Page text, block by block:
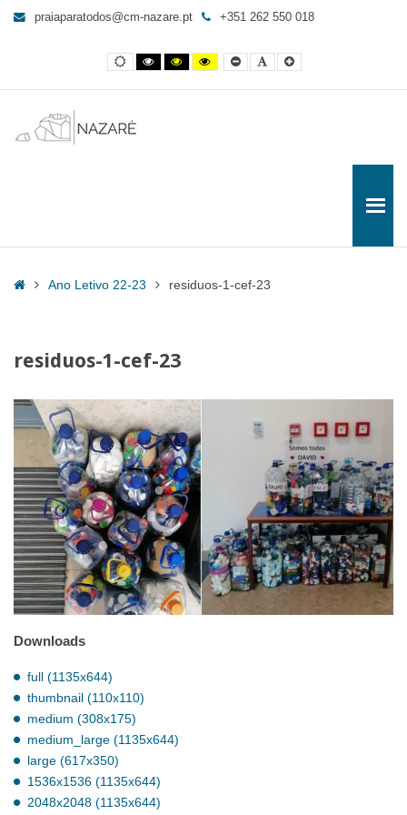
residuos-
-
para
praiaparatodos@cm-nazare.pt +351 262 550 018
Contraste
normal
Contraste
preto
branco
Contraste
preto
amarelo
Yellow
and
contrast
Smaller
Font
Letra
por
Letra
maior
HomeAno Letivo 22-23 residuos-1-cef-23
residuos-1-cef-23
Downloads
full (1135x644)
thumbnail (110x110)
medium (308x175)
medium_large (1135x644)
large (617x350)
1536x1536 (1135x644)
2048x2048 (1135x644)